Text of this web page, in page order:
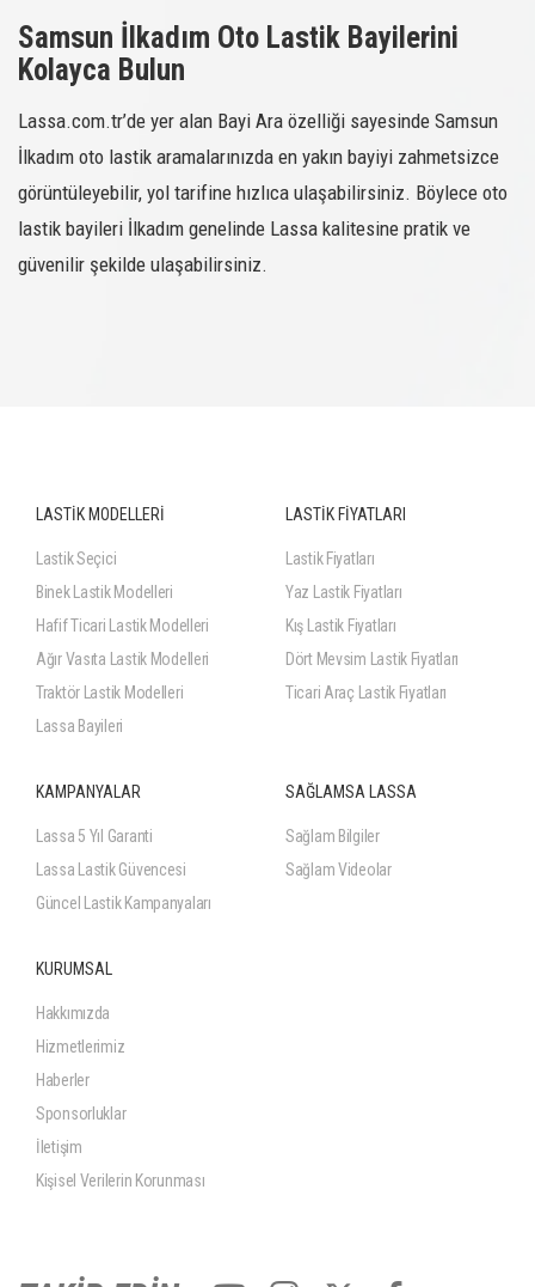
Samsun İlkadım Oto Lastik Bayilerini
Kolayca Bulun
Lassa.com.tr’de yer alan Bayi Ara özelliği sayesinde Samsun
İlkadım oto lastik aramalarınızda en yakın bayiyi zahmetsizce
görüntüleyebilir, yol tarifine hızlıca ulaşabilirsiniz. Böylece oto
lastik bayileri İlkadım genelinde Lassa kalitesine pratik ve
güvenilir şekilde ulaşabilirsiniz.
LASTİK MODELLERİ
Lastik Seçici
Binek Lastik Modelleri
Hafif Ticari Lastik Modelleri
Ağır Vasıta Lastik Modelleri
Traktör Lastik Modelleri
Lassa Bayileri
LASTİK FİYATLARI
Lastik Fiyatları
Yaz Lastik Fiyatları
Kış Lastik Fiyatları
Dört Mevsim Lastik Fiyatları
Ticari Araç Lastik Fiyatları
KAMPANYALAR
Lassa 5 Yıl Garanti
Lassa Lastik Güvencesi
Güncel Lastik Kampanyaları
SAĞLAMSA LASSA
Sağlam Bilgiler
Sağlam Videolar
KURUMSAL
Hakkımızda
Hizmetlerimiz
Haberler
Sponsorluklar
İletişim
Kişisel Verilerin Korunması